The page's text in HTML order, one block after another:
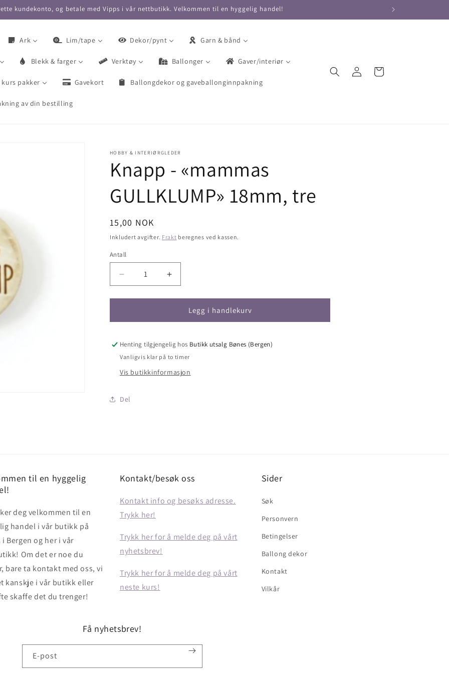
kundekonto, og betale med Vipps i vår nettbutikk. Velkommen til en hyggelig handel!
Ark Lim/tape Dekor/pynt Garn & bånd
Blekk & farger Verktøy Ballonger Gaver/interiør
kurs pakker Gavekort Ballongdekor og gaveballonginnpakning
av din bestilling
Logg
inn
Handlekurv
HOBBY & INTERIØRGLEDER
Knapp - «mammas
GULLKLUMP» 18mm, tre
Vanlig
pris
15,00 NOK
Inkludert avgifter. Frakt beregnes ved kassen.
Antall
Antall
antallet
for
-
GULLKLUMP»
18mm,
Øk
antallet
for
Knapp
-
GULLKLUMP»
18mm,
Legg i handlekurv
Henting tilgjengelig hos Butikk utsalg Bønes (Bergen)
Vanligvis klar på to timer
Vis butikkinformasjon
Del
til en hyggelig
deg velkommen til en
handel i vår butikk på
i Bergen og her i vår
Om det er noe du
bare ta kontakt med oss, vi
kanskje i vår butikk eller
skaffe det du trenger!
Kontakt/besøk oss
Kontakt info og besøks adresse.
Trykk her!
Trykk her for å melde deg på vårt
nyhetsbrev!
Trykk her for å melde deg på vårt
neste kurs!
Sider
Søk
Personvern
Betingelser
Ballong dekor
Kontakt
Vilkår
Få nyhetsbrev!
E-post